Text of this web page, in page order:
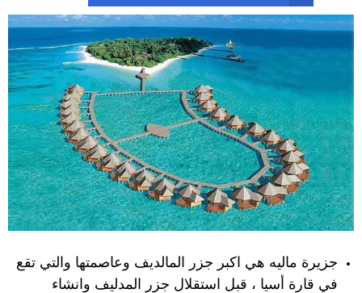
جزيرة ماليه هي اكبر جزر المالديف وعاصمتها والتي تقع
في قارة أسيا ، قبل استقلال جزر المدليف وانشاء